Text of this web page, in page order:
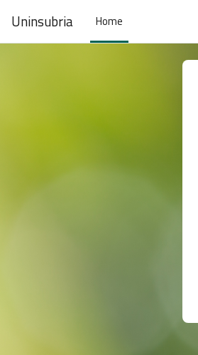
Uninsubria Home